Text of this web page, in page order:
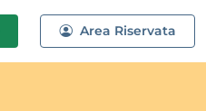
Area Riservata